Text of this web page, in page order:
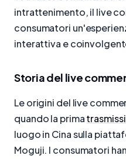
intrattenimento, il live
consumatori
interattiva e
Storia del live
Le origini del live
quando la prima
luogo in Cina sulla
Moguji. I consumatori